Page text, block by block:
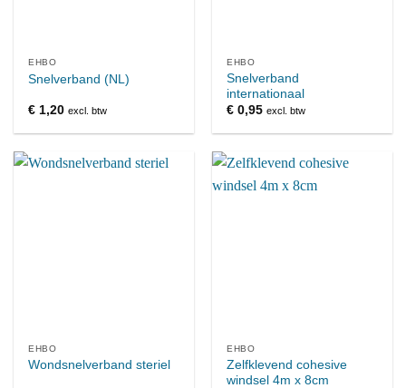
EHBO
Snelverband (NL)
€ 1,20 excl. btw
EHBO
Snelverband
internationaal
€ 0,95 excl. btw
EHBO
Wondsnelverband steriel
EHBO
Zelfklevend cohesive
windsel 4m x 8cm